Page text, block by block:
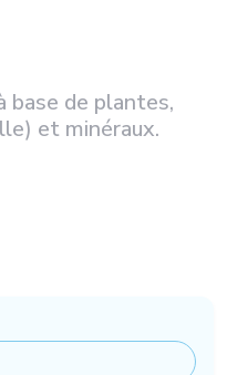
base de plantes,
et minéraux.